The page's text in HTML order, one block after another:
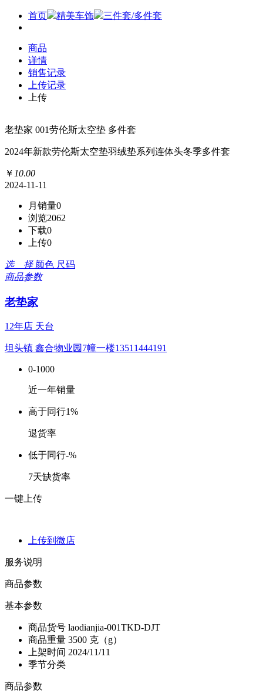
首页 精美车饰 三件套/多件套
商品
详情
销售记录
上传记录
上传
老垫家 001劳伦斯太空垫 多件套
2024年新款劳伦斯太空垫羽绒垫系列连体头冬季多件套
￥ 10.00
2024-11-11
月销量0
浏览2062
下载0
上传0
选 择 颜色 尺码
商品参数
老垫家
12年店 天台
坦头镇 鑫合物业园7幢一楼13511444191
0-1000
近一年销量
高于同行1%
退货率
低于同行-%
7天缺货率
一键上传
上传到微店
服务说明
商品参数
基本参数
商品货号 laodianjia-001TKD-DJT
商品重量 3500 克（g）
上架时间 2024/11/11
季节分类
商品参数